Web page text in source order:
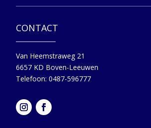
CONTACT
Van Heemstraweg 21
6657 KD Boven-Leeuwen
Telefoon: 0487-596777